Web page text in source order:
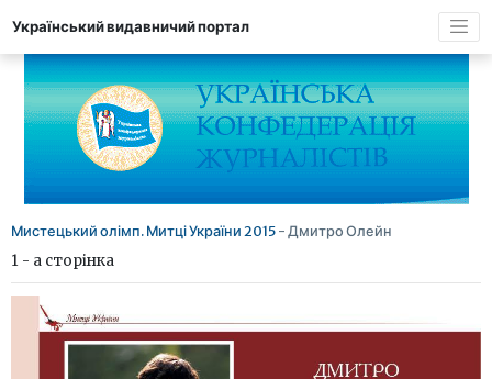
Український видавничий портал
Мистецький олімп. Митці України 2015- Дмитро Олейн
1 - а сторінка